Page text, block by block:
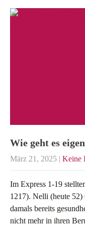
Wie geht es
März 21, 2025 | Keine
Im Express 1-19
1217). Nelli (heute
damals bereits
nicht mehr in ihren